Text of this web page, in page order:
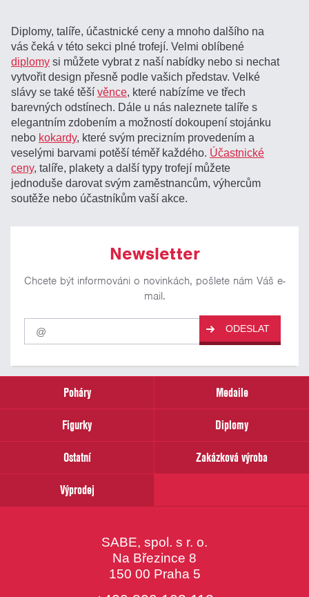
Diplomy, talíře, účastnické ceny a mnoho dalšího na
vás čeká v této sekci plné trofejí. Velmi oblíbené
diplomy si můžete vybrat z naší nabídky nebo si nechat
vytvořit design přesně podle vašich představ. Velké
slávy se také těšívěnce, které nabízíme ve třech
barevných odstínech. Dále u nás naleznete talíře s
elegantním zdobením a možností dokoupení stojánku
nebo kokardy, které svým precizním provedením a
veselými barvami potěší téměř každého. Účastnické
ceny, talíře, plakety a další typy trofejí můžete
jednoduše darovat svým zaměstnancům, výhercům
soutěže nebo účastníkům vaší akce.
Newsletter
Chcete být informováni o novinkách, pošlete nám Váš e-
mail.
Pro
odběr
našich
email
ODESLAT
Poháry
Medaile
Figurky
Diplomy
Ostatní
Zakázková výroba
Výprodej
SABE, spol. s r. o.
Na Březince 8
150 00 Praha 5